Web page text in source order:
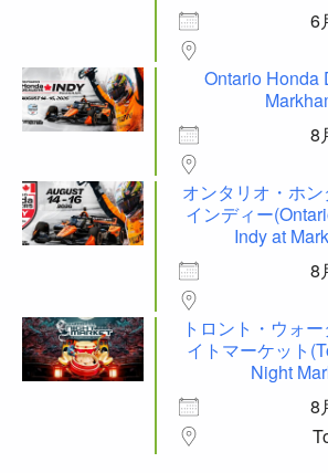
6
Ontario Honda
8
オンタリオ・ホ
インディー
Indy at
8
トロント・ウォ
イトマーケット
Night
8